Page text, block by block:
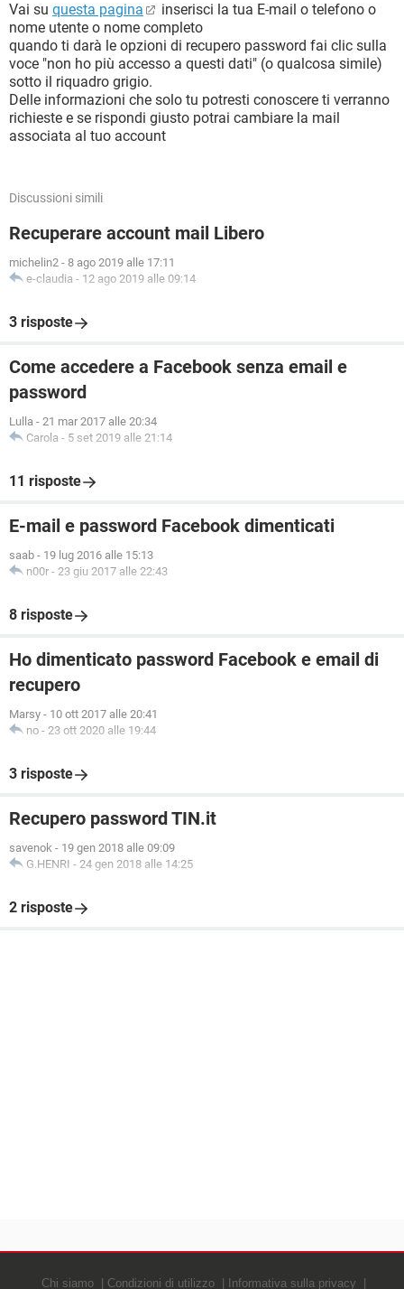
Vai su questa pagina
inserisci la tua E-mail o telefono o
nome utente o nome completo
quando ti darà le opzioni di recupero password fai clic sulla
voce "non ho più accesso a questi dati" (o qualcosa simile)
sotto il riquadro grigio.
Delle informazioni che solo tu potresti conoscere ti verranno
richieste e se rispondi giusto potrai cambiare la mail
associata al tuo account
Discussioni simili
Recuperare account mail Libero
michelin2 - 8 ago 2019 alle 17:11
e-claudia - 12 ago 2019 alle 09:14
3 risposte
Come accedere a Facebook senza email e
password
Lulla - 21 mar 2017 alle 20:34
Carola - 5 set 2019 alle 21:14
11 risposte
E-mail e password Facebook dimenticati
saab - 19 lug 2016 alle 15:13
n00r - 23 giu 2017 alle 22:43
8 risposte
Ho dimenticato password Facebook e email di
recupero
Marsy - 10 ott 2017 alle 20:41
no - 23 ott 2020 alle 19:44
3 risposte
Recupero password TIN.it
savenok - 19 gen 2018 alle 09:09
G.HENRI - 24 gen 2018 alle 14:25
2 risposte
Chi siamo Condizioni di utilizzo Informativa sulla privacy